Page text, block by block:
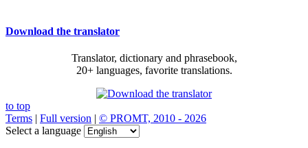
Download the translator
Translator, dictionary and phrasebook,
20+ languages, favorite translations.
to top
Terms | Full version | © PROMT, 2010 - 2026
Select a language